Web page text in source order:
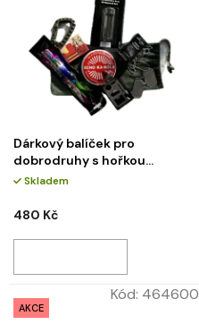
Dárkový balíček pro
dobrodruhy s hořkou
čokoládou
Skladem
480 Kč
AKCE
Kód: 464600